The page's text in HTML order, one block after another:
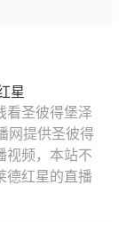
星
看圣彼得堡泽
网提供圣彼得
视频，本站不
德红星的直播